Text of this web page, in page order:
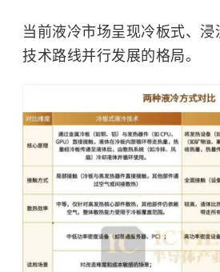
当前液冷市场呈现冷板式、
技术路线并行发展的格局。